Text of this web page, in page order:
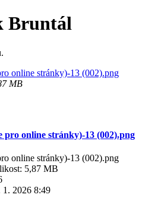
Bruntál
online stránky)-13 (002).png
MB
online stránky)-13 (002).png
online stránky)-13 (002).png
5,87 MB
1. 2026 8:49